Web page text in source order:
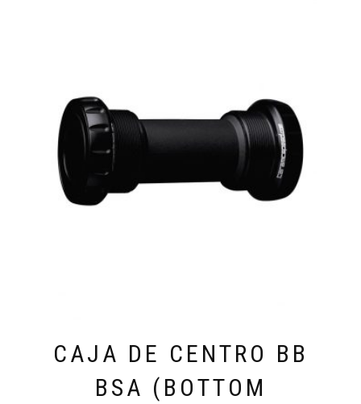
CAJA DE CENTRO BB
BSA (BOTTOM